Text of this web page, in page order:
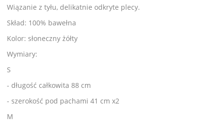
Wiązanie z tyłu, delikatnie odkryte plecy.
Skład: 100% bawełna
Kolor: słoneczny żółty
Wymiary:
S
- długość całkowita 88 cm
- szerokość pod pachami 41 cm x2
M